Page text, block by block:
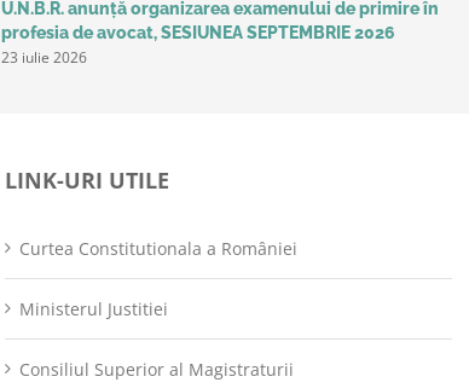
U.N.B.R. anunță organizarea examenului de primire în
profesia de avocat, SESIUNEA SEPTEMBRIE 2026
23 iulie 2026
LINK-URI UTILE
Curtea Constitutionala a României
Ministerul Justitiei
Consiliul Superior al Magistraturii